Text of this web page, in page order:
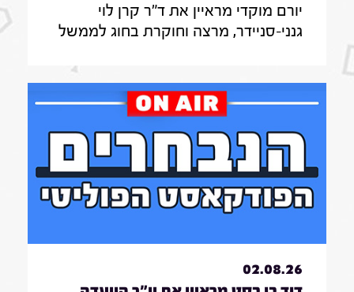
330, 07 באוגוסט 2026
יורם מוקדי מראיין את ד"ר קרן לוי
גנני-סניידר, מרצה וחוקרת בחוג לממשל
אי-הישארותם של אזרחים ללא חשמל
בעת איום בטחוני; לילך סיגן, חוקרת
תקשורת באונ' בר אילן, על מחקר חדש
על הדרך שבה הניו יורק טיימס דיווח על
אבדות בעזה במהלך שנתיים של מלחמה;
נדבר גם עם כרם נבו, סמנכ"לית צמיחה
ברשות החדשנות על המסלול המהיר של
קאברים חדש ולראשונה; רפאל ברנרד,
02.08.26